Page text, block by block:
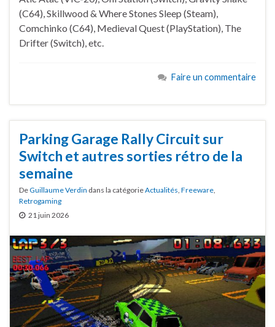
(C64), Skillwood & Where Stones Sleep (Steam),
Comchinko (C64), Medieval Quest (PlayStation), The
Drifter (Switch), etc.
Faire un commentaire
Parking Garage Rally Circuit sur
Switch et autres sorties rétro de la
semaine
DeGuillaume Verdin dans la catégorieActualités, Freeware,
Retrogaming
21 juin 2026